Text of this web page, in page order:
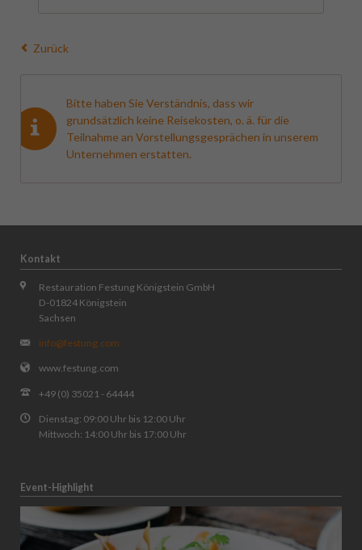
Zurück
Bitte haben Sie Verständnis, dass wir
grundsätzlich keine Reisekosten, o. ä. für die
Teilnahme an Vorstellungsgesprächen in unserem
Unternehmen erstatten.
Kontakt
Restauration Festung Königstein GmbH
D-01824 Königstein
Sachsen
info@festung.com
www.festung.com
+49 (0) 35021 - 64444
Dienstag: 09:00 Uhr bis 12:00 Uhr
Mittwoch: 14:00 Uhr bis 17:00 Uhr
Event-Highlight